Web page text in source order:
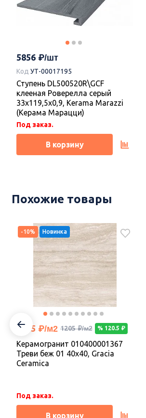
5856
Код УТ-00017195
Ступень DL500520R\GCF
клееная Роверелла серый
33x119,5x0,9, Kerama Marazzi
(Керама Марацци)
Под заказ.
В корзину
2649
Керамогранит DD841590R Про
Догана бежевый светлый
матовый обрезной 80x80x0,9,
Kerama Marazzi (Керама
Марацци)
Под заказ.
В корзину
Похожие товары
-10% Новинка
1085 1205 % 120.5
Керамогранит 010400001367
Треви беж 01 40х40, Gracia
Ceramica
Под заказ.
В корзину